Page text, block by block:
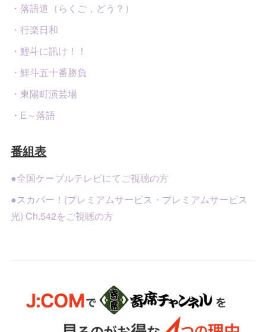
・落語道（らくご，どう？）
・行楽日和
・鯉斗に訊け！！
・鯉斗五十番勝負
・東陽町演芸場
・E～落語
番組表
●全国ケーブルテレビにてご視聴の方
●スカパー！(プレミアムサービス・プレミアムサービス
光) Ch.542をご視聴の方